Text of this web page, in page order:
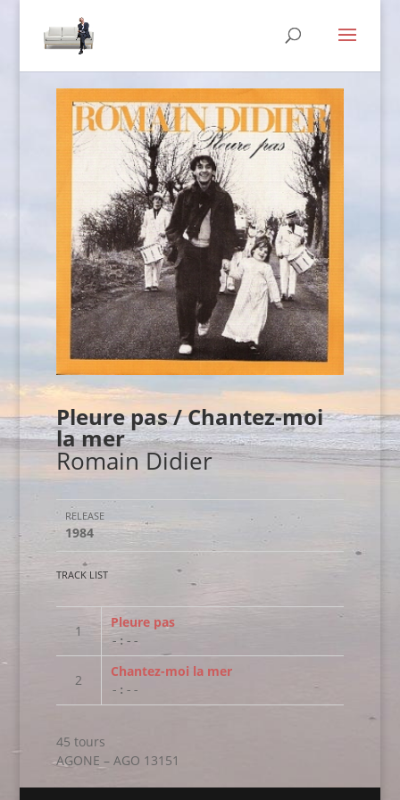
Pleure pas / Chantez-moi
la mer
Romain Didier
RELEASE
1984
TRACK LIST
Pleure pas
-:--
Chantez-moi la mer
-:--
45 tours
AGONE – AGO 13151